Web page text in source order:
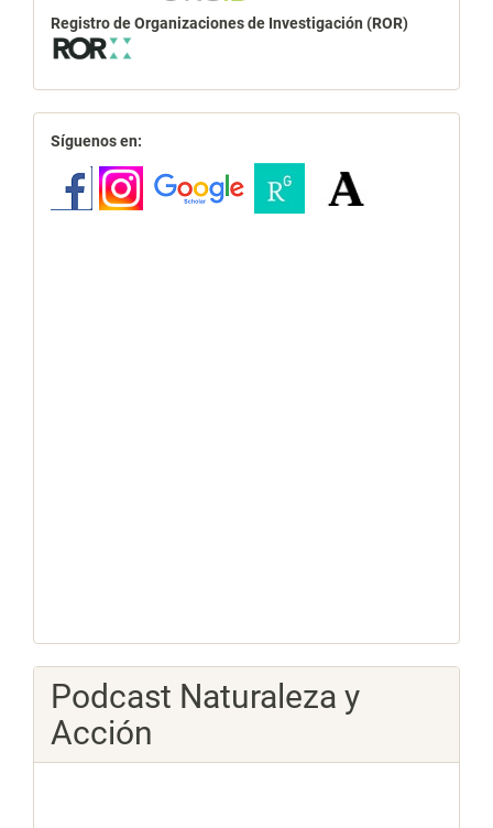
Registro de Organizaciones de Investigación (ROR)
redes
Síguenos en:
Podcast Naturaleza y
Acción